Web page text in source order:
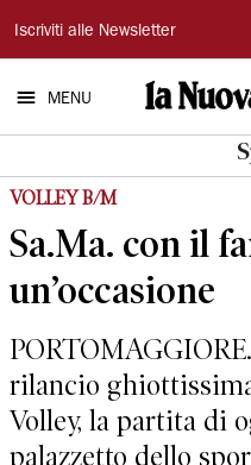
La
Nuova
Ferrara
Iscriviti alle Newsletter
MENU
VOLLEY B/M
Sa.Ma. con il
un’occasione
rilancio
Volley, la partita di
palazzetto dello